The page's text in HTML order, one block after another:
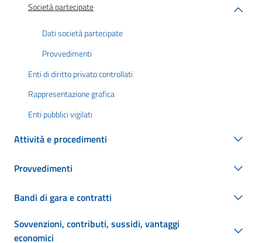
Società partecipate
Dati società partecipate
Provvedimenti
Enti di diritto privato controllati
Rappresentazione grafica
Enti pubblici vigilati
Attività e procedimenti
Provvedimenti
Bandi di gara e contratti
Sovvenzioni, contributi, sussidi, vantaggi
economici